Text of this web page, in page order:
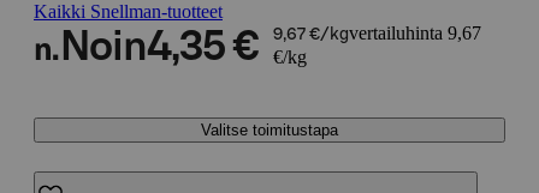
Kaikki Snellman-tuotteet
n. Noin4,35 € 9,67 €/kgvertailuhinta 9,67
€/kg
Valitse toimitustapa